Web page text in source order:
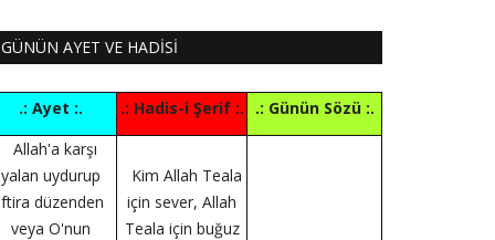
GÜNÜN AYET VE HADİSİ
.: Ayet :. .: Hadis-i Şerif :.
.: Günün Sözü :.
Allah'a karşı
yalan uydurup
düzenden
veya O'nun
Kim Allah Teala
için sever, Allah
Teala için buğuz